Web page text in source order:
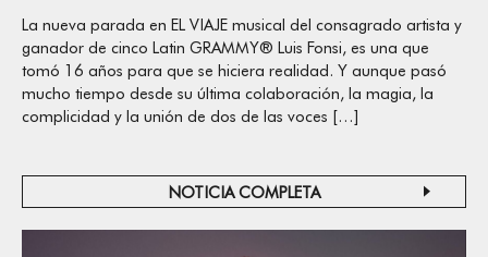
La nueva parada en EL VIAJE musical del consagrado artista y
ganador de cinco Latin GRAMMY® Luis Fonsi, es una que
tomó 16 años para que se hiciera realidad. Y aunque pasó
mucho tiempo desde su última colaboración, la magia, la
complicidad y la unión de dos de las voces […]
NOTICIA COMPLETA